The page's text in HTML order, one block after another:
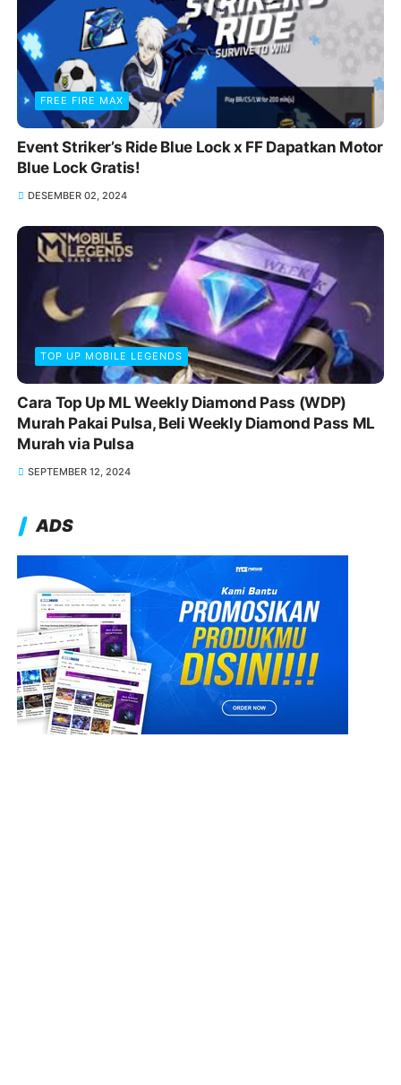
FREE FIRE MAX
Event Striker’s Ride Blue Lock x FF Dapatkan Motor
Blue Lock Gratis!
DESEMBER 02, 2024
TOP UP MOBILE LEGENDS
Cara Top Up ML Weekly Diamond Pass (WDP)
Murah Pakai Pulsa, Beli Weekly Diamond Pass ML
Murah via Pulsa
SEPTEMBER 12, 2024
ADS